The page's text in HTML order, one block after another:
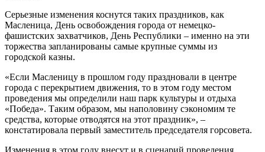
Серьезные изменения коснутся таких праздников, как
Масленица, День освобождения города от немецко-
фашистских захватчиков, День Республики – именно на эти
торжества запланированы самые крупные суммы из
городской казны.
«Если Масленицу в прошлом году праздновали в центре
города с перекрытием движения, то в этом году местом
проведения мы определили наш парк культуры и отдыха
«Победа». Таким образом, мы наполовину сэкономим те
средства, которые отводятся на этот праздник», –
констатировала первый заместитель председателя горсовета.
Изменения в этом году внесут и в сценарий проведения